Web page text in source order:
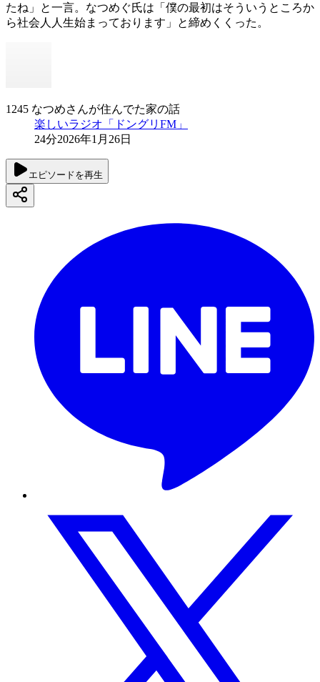
たね」と一言。なつめぐ氏は「僕の最初はそういうところか
ら社会人人生始まっております」と締めくくった。
1245 なつめさんが住んでた家の話
楽しいラジオ「ドングリFM」
24分2026年1月26日
エピソードを再生